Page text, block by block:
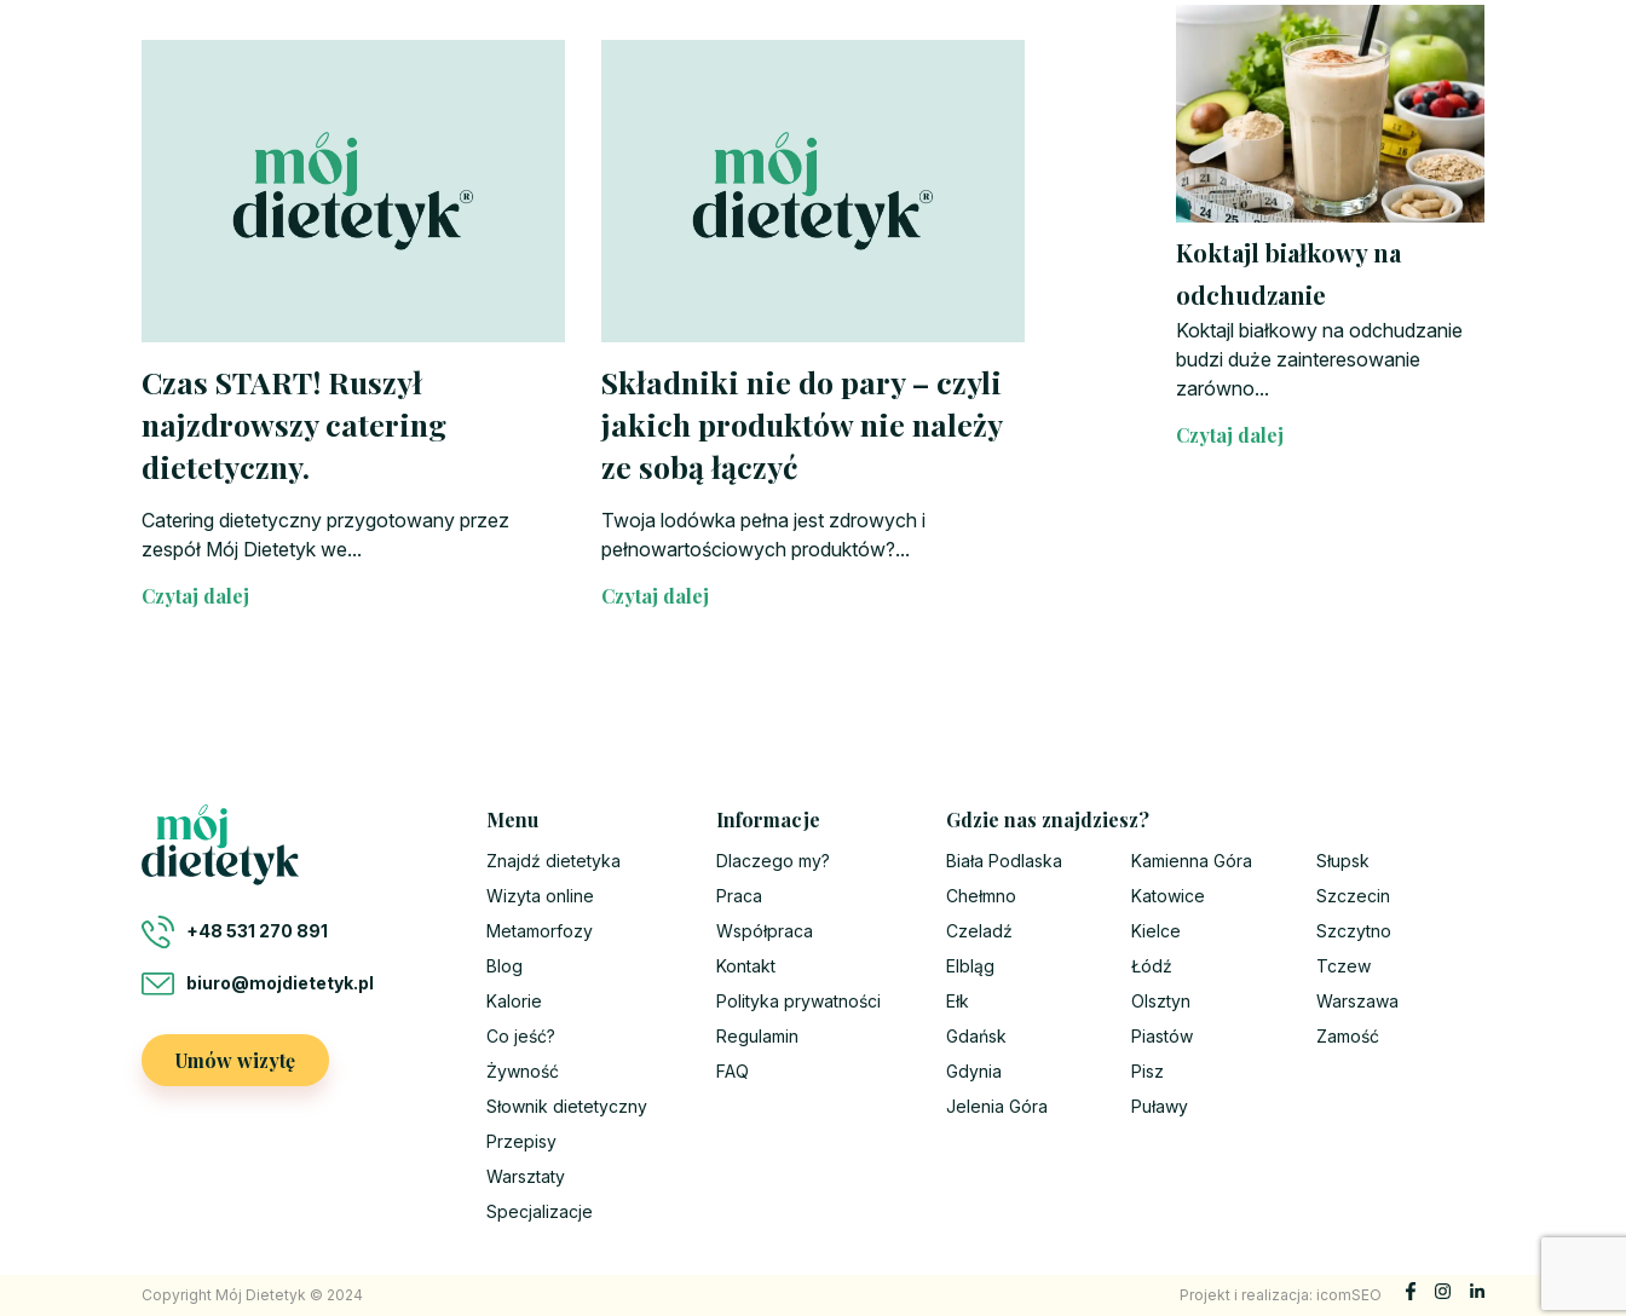
Czas START! Ruszył
najzdrowszy catering
dietetyczny.
Catering dietetyczny przygotowany przez
zespół Mój Dietetyk we...
Czytaj dalej
Składniki nie do pary – czyli
jakich produktów nie należy
ze sobą łączyć
Twoja lodówka pełna jest zdrowych i
pełnowartościowych produktów?...
Czytaj dalej
Koktajl białkowy na
odchudzanie
Koktajl białkowy na odchudzanie
budzi duże zainteresowanie
zarówno...
Czytaj dalej
+48 531 270 891
biuro@mojdietetyk.pl
Umów wizytę
Menu
Znajdź dietetyka
Wizyta online
Metamorfozy
Blog
Kalorie
Co jeść?
Żywność
Słownik dietetyczny
Przepisy
Warsztaty
Specjalizacje
Informacje
Dlaczego my?
Praca
Współpraca
Kontakt
Polityka prywatności
Regulamin
FAQ
Gdzie nas znajdziesz?
Biała Podlaska
Chełmno
Czeladź
Elbląg
Ełk
Gdańsk
Gdynia
Jelenia Góra
Kamienna Góra
Katowice
Kielce
Łódź
Olsztyn
Piastów
Pisz
Puławy
Słupsk
Szczecin
Szczytno
Tczew
Warszawa
Zamość
Copyright Mój Dietetyk © 2024 Projekt i realizacja: icomSEO